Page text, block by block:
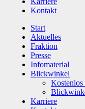
Kontakt
Start
Aktuelles
Fraktion
Presse
Infomaterial
Blickwinkel
Kostenlos
Karriere